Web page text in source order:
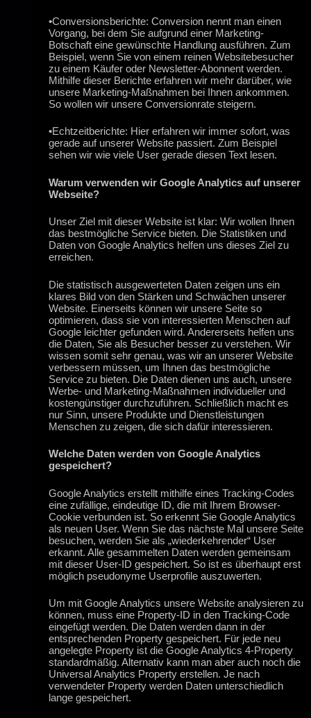
•Conversionsberichte: Conversion nennt man einen
Vorgang, bei dem Sie aufgrund einer Marketing-
Botschaft eine gewünschte Handlung ausführen. Zum
Beispiel, wenn Sie von einem reinen Websitebesucher
zu einem Käufer oder Newsletter-Abonnent werden.
Mithilfe dieser Berichte erfahren wir mehr darüber, wie
unsere Marketing-Maßnahmen bei Ihnen ankommen.
So wollen wir unsere Conversionrate steigern.
•Echtzeitberichte: Hier erfahren wir immer sofort, was
gerade auf unserer Website passiert. Zum Beispiel
sehen wir wie viele User gerade diesen Text lesen.
Warum verwenden wir Google Analytics auf unserer
Webseite?
Unser Ziel mit dieser Website ist klar: Wir wollen Ihnen
das bestmögliche Service bieten. Die Statistiken und
Daten von Google Analytics helfen uns dieses Ziel zu
erreichen.
Die statistisch ausgewerteten Daten zeigen uns ein
klares Bild von den Stärken und Schwächen unserer
Website. Einerseits können wir unsere Seite so
optimieren, dass sie von interessierten Menschen auf
Google leichter gefunden wird. Andererseits helfen uns
die Daten, Sie als Besucher besser zu verstehen. Wir
wissen somit sehr genau, was wir an unserer Website
verbessern müssen, um Ihnen das bestmögliche
Service zu bieten. Die Daten dienen uns auch, unsere
Werbe- und Marketing-Maßnahmen individueller und
kostengünstiger durchzuführen. Schließlich macht es
nur Sinn, unsere Produkte und Dienstleistungen
Menschen zu zeigen, die sich dafür interessieren.
Welche Daten werden von Google Analytics
gespeichert?
Google Analytics erstellt mithilfe eines Tracking-Codes
eine zufällige, eindeutige ID, die mit Ihrem Browser-
Cookie verbunden ist. So erkennt Sie Google Analytics
als neuen User. Wenn Sie das nächste Mal unsere Seite
besuchen, werden Sie als „wiederkehrender“ User
erkannt. Alle gesammelten Daten werden gemeinsam
mit dieser User-ID gespeichert. So ist es überhaupt erst
möglich pseudonyme Userprofile auszuwerten.
Um mit Google Analytics unsere Website analysieren zu
können, muss eine Property-ID in den Tracking-Code
eingefügt werden. Die Daten werden dann in der
entsprechenden Property gespeichert. Für jede neu
angelegte Property ist die Google Analytics 4-Property
standardmäßig. Alternativ kann man aber auch noch die
Universal Analytics Property erstellen. Je nach
verwendeter Property werden Daten unterschiedlich
lange gespeichert.